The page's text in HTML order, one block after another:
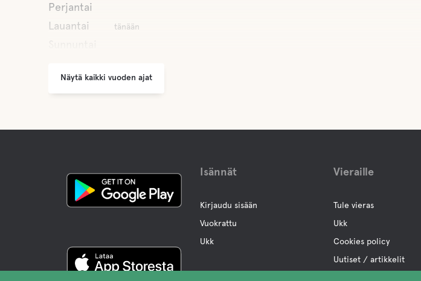
Perjantai
Lauantai
tänään
Näytä kaikki vuoden ajat
Isännät
Kirjaudu sisään
Vuokrattu
Ukk
Vieraille
Tule vieras
Ukk
Cookies policy
Uutiset / artikkelit